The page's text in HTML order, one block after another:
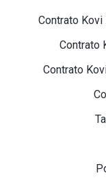
Contrato
Contrato
Contrato